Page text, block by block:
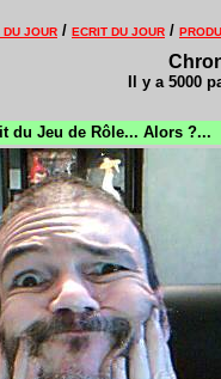
DU JOUR / ECRIT DU JOUR /
Il y a 5000
du Jeu de Rôle... Alors ?...